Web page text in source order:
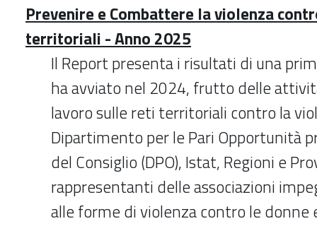
Prevenire e Combattere la violenza
territoriali - Anno 2025
Il Report presenta i risultati di una
ha avviato nel 2024, frutto delle
lavoro sulle reti territoriali contro la
Dipartimento per le Pari Opportunità
del Consiglio (DPO), Istat, Regioni e
rappresentanti delle associazioni
alle forme di violenza contro le donne